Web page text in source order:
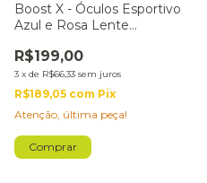
Boost X - Óculos Esportivo
Azul e Rosa Lente
R$199,00
3 x de R$66,33 sem juros
R$189,05 com Pix
Atenção, última peça!